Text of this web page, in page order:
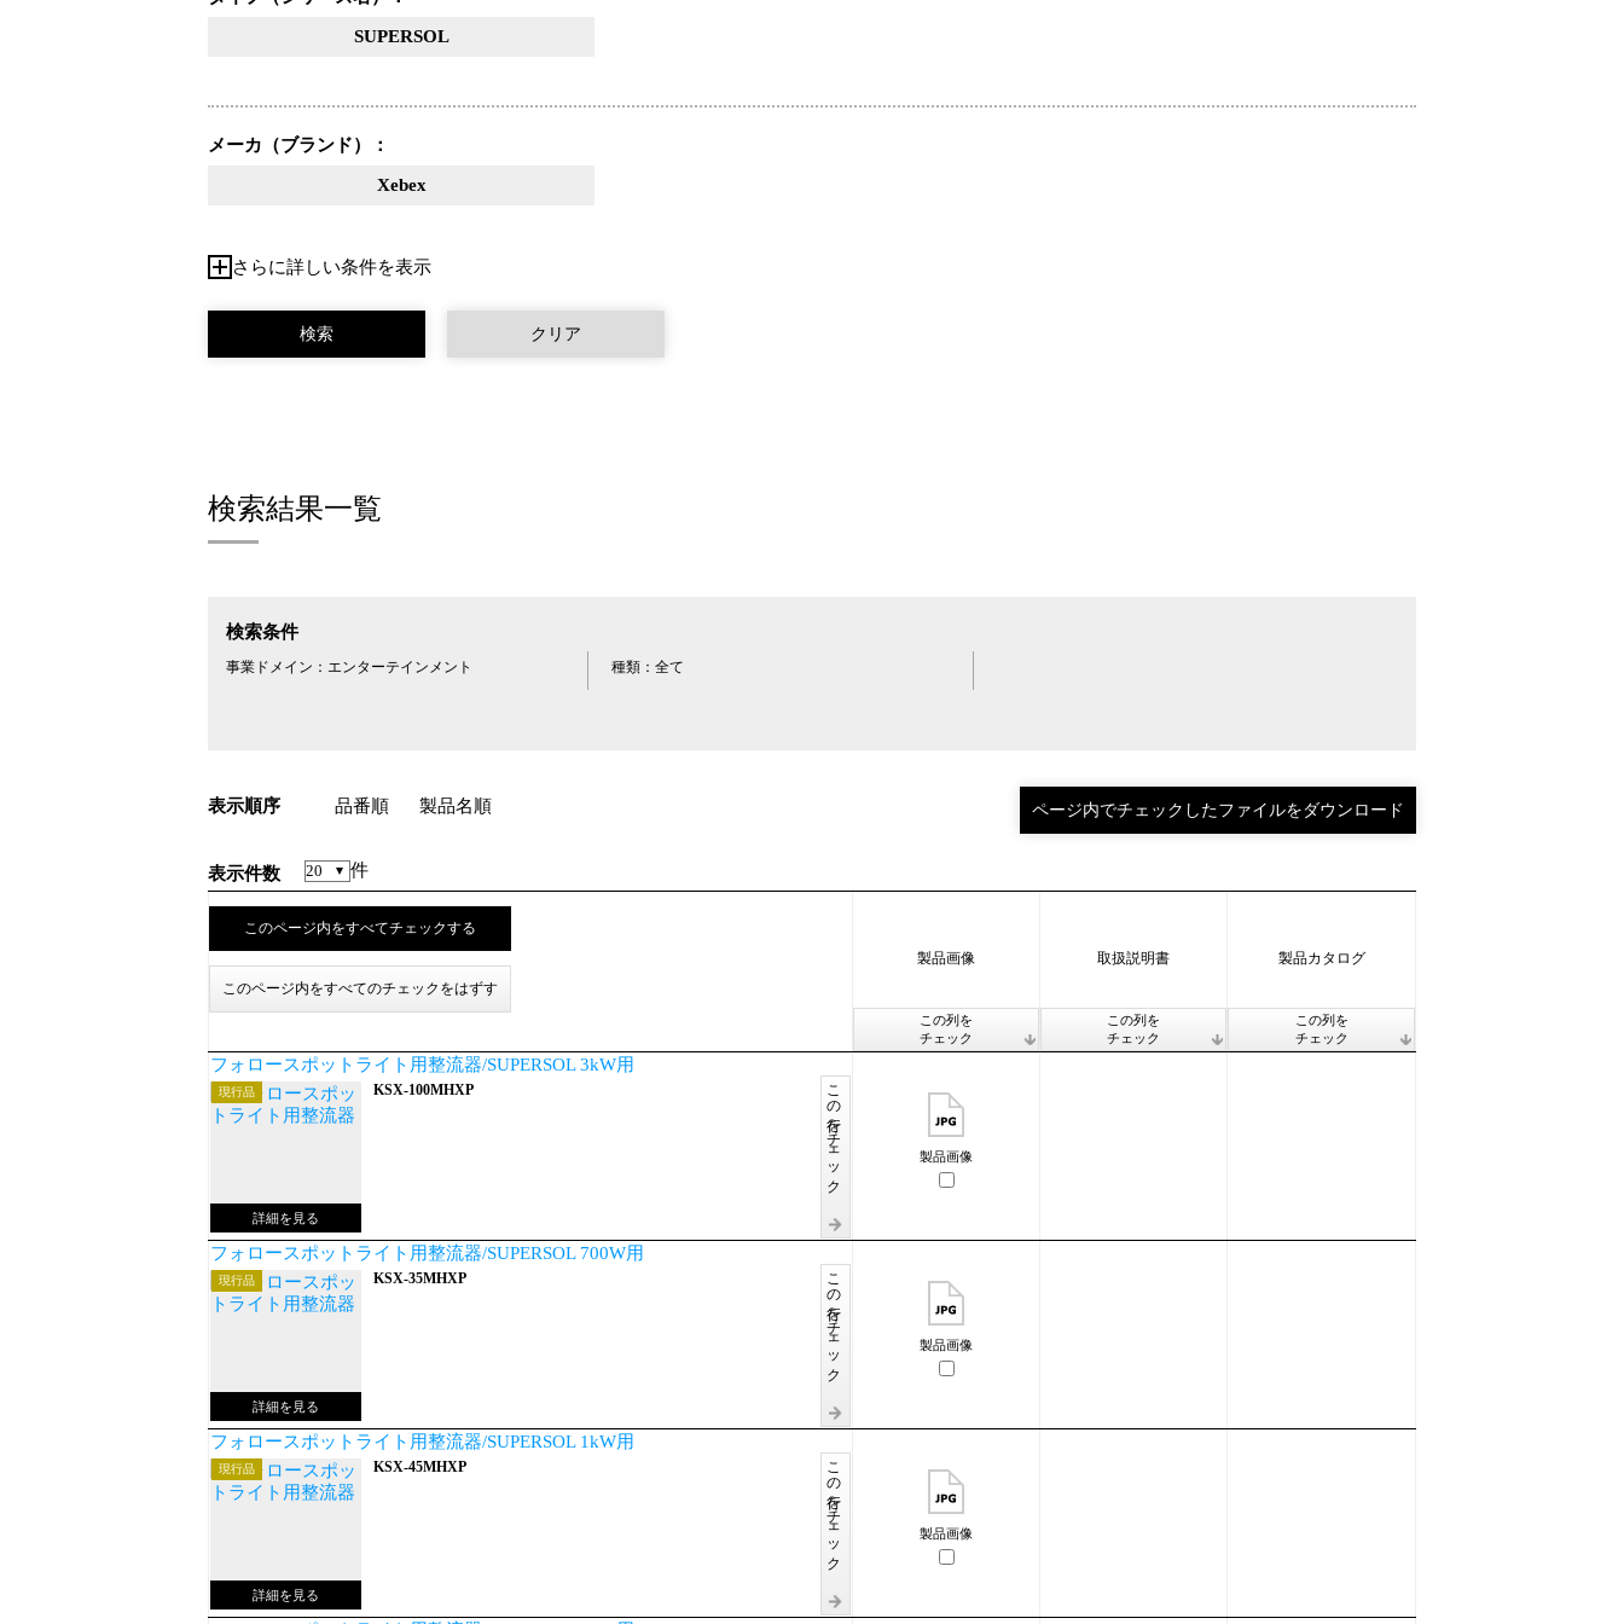
SUPERSOL
メーカ（ブランド）：
Xebex
さらに詳しい条件を表示
検索結果一覧
検索条件
事業ドメイン： エンターテインメント 種類：全て
表示順序 品番順 製品名順
表示件数 件
製品画像
この列を
チェック
取扱説明書
この列を
チェック
製品カタログ
この列を
チェック
フォロースポットライト用整流器/SUPERSOL 3kW用
現行品 この行をチェック
KSX-100MHXP
製品画像
フォロースポットライト用整流器/SUPERSOL 700W用
現行品 この行をチェック
KSX-35MHXP
製品画像
フォロースポットライト用整流器/SUPERSOL 1kW用
現行品 この行をチェック
KSX-45MHXP
製品画像